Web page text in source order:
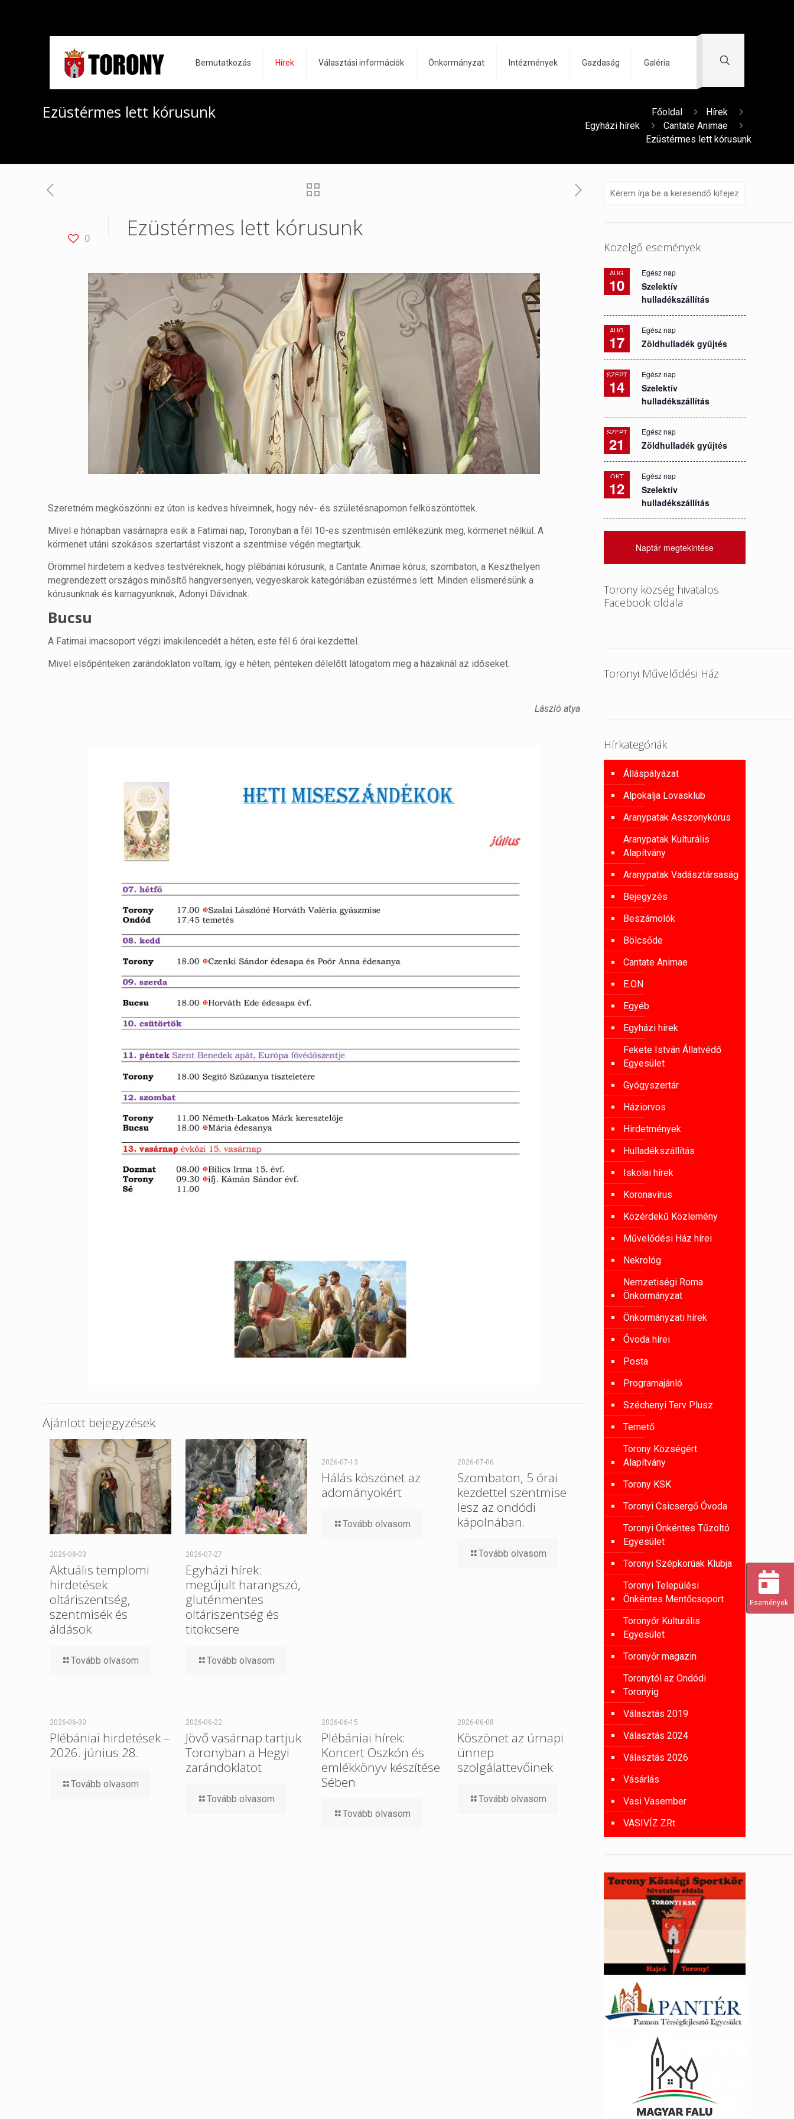
Bemutatkozás Hírek Választási információk Önkormányzat Intézmények Gazdaság Galéria
Ezüstérmes lett kórusunk Főoldal
Hírek
Egyházi hírek
Cantate Animae
Ezüstérmes lett kórusunk
0 Ezüstérmes lett kórusunk
Szeretném megköszönni ez úton is kedves híveimnek, hogy név- és születésnapomon felköszöntöttek.
Mivel e hónapban vasárnapra esik a Fatimai nap, Toronyban a fél 10-es szentmisén emlékezünk meg, körmenet nélkül. A
körmenet utáni szokásos szertartást viszont a szentmise végén megtartjuk.
Örömmel hirdetem a kedves testvéreknek, hogy plébániai kórusunk, a Cantate Animae kórus, szombaton, a Keszthelyen
megrendezett országos minősítő hangversenyen, vegyeskarok kategóriában ezüstérmes lett. Minden elismerésünk a
kórusunknak és karnagyunknak, Adonyi Dávidnak.
Bucsu
A Fatimai imacsoport végzi imakilencedét a héten, este fél 6 órai kezdettel.
Mivel elsőpénteken zarándoklaton voltam, így e héten, pénteken délelőtt látogatom meg a házaknál az időseket.
László atya
Ajánlott bejegyzések
2026-08-03
Aktuális templomi
hirdetések:
oltáriszentség,
szentmisék és
áldások
Tovább olvasom
2026-07-27
Egyházi hírek:
megújult harangszó,
gluténmentes
oltáriszentség és
titokcsere
Tovább olvasom
2026-07-13
Hálás köszönet az
adományokért
Tovább olvasom
2026-07-06
Szombaton, 5 órai
kezdettel szentmise
lesz az ondódi
kápolnában.
Tovább olvasom
2026-06-30
Plébániai hirdetések –
2026. június 28.
Tovább olvasom
2026-06-22
Jövő vasárnap tartjuk
Toronyban a Hegyi
zarándoklatot
Tovább olvasom
2026-06-15
Plébániai hírek:
Koncert Oszkón és
emlékkönyv készítése
Sében
Tovább olvasom
2026-06-08
Köszönet az úrnapi
ünnep
szolgálattevőinek
Tovább olvasom
Közelgő események
AUG
10
Egész nap
Szelektív
hulladékszállítás
AUG
17
Egész nap
Zöldhulladék gyűjtés
SZEPT
14
Egész nap
Szelektív
hulladékszállítás
SZEPT
21
Egész nap
Zöldhulladék gyűjtés
OKT
12
Egész nap
Szelektív
hulladékszállítás
Naptár megtekintése
Torony község hivatalos
Facebook oldala
Toronyi Művelődési Ház
Hírkategóriák
Álláspályázat
Alpokalja Lovasklub
Aranypatak Asszonykórus
Aranypatak Kulturális
Alapítvány
Aranypatak Vadásztársaság
Bejegyzés
Beszámolók
Bölcsőde
Cantate Animae
E.ON
Egyéb
Egyházi hírek
Fekete István Állatvédő
Egyesület
Gyógyszertár
Háziorvos
Hirdetmények
Hulladékszállítás
Iskolai hírek
Koronavírus
Közérdekű Közlemény
Művelődési Ház hírei
Nekrológ
Nemzetiségi Roma
Önkormányzat
Önkormányzati hírek
Óvoda hírei
Posta
Programajánló
Széchenyi Terv Plusz
Temető
Torony Községért
Alapítvány
Torony KSK
Toronyi Csicsergő Óvoda
Toronyi Önkéntes Tűzoltó
Egyesület
Toronyi Szépkorúak Klubja
Toronyi Települési
Önkéntes Mentőcsoport
Toronyőr Kulturális
Egyesület
Toronyőr magazin
Toronytól az Ondódi
Toronyig
Választás 2019
Választás 2024
Választás 2026
Vásárlás
Vasi Vasember
VASIVÍZ ZRt.
Események